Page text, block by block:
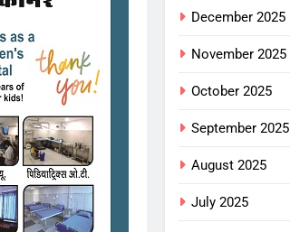
December 2025
November 2025
October 2025
September 2025
August 2025
July 2025